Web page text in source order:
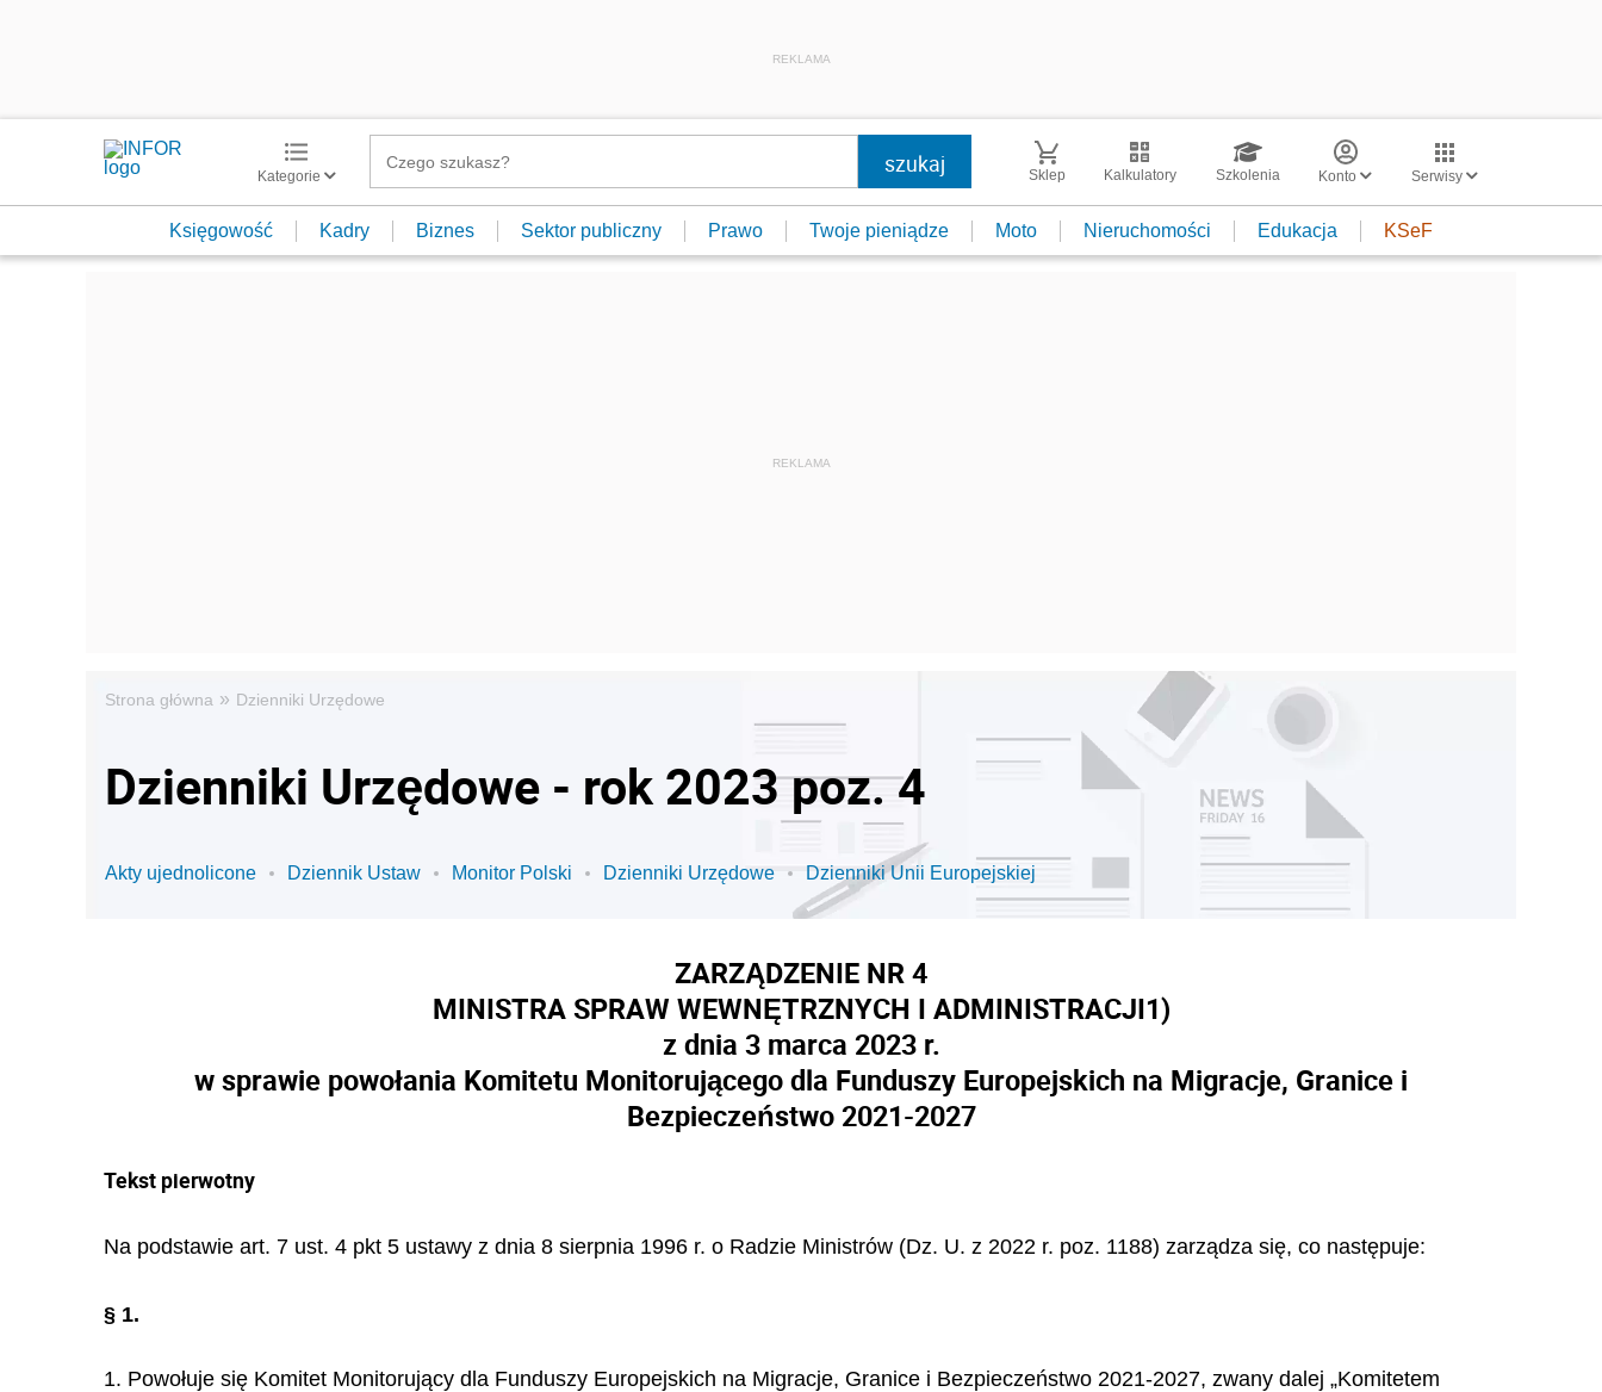
REKLAMA
Kategorie Sklep Kalkulatory Szkolenia Konto Serwisy
Księgowość Kadry Biznes Sektor publiczny Prawo Twoje pieniądze Moto Nieruchomości Edukacja KSeF
Strona główna » Dzienniki Urzędowe
Dzienniki Urzędowe - rok 2023 poz. 4
Akty ujednolicone Dziennik Ustaw Monitor Polski Dzienniki Urzędowe Dzienniki Unii Europejskiej
ZARZĄDZENIE NR 4
MINISTRA SPRAW WEWNĘTRZNYCH I ADMINISTRACJI1)
z dnia 3 marca 2023 r.
w sprawie powołania Komitetu Monitorującego dla Funduszy Europejskich na Migracje, Granice i
Bezpieczeństwo 2021-2027
Tekst pierwotny
Na podstawie art. 7 ust. 4 pkt 5 ustawy z dnia 8 sierpnia 1996 r. o Radzie Ministrów (Dz. U. z 2022 r. poz. 1188) zarządza się, co następuje:
§ 1.
1. Powołuje się Komitet Monitorujący dla Funduszy Europejskich na Migracje, Granice i Bezpieczeństwo 2021-2027, zwany dalej „Komitetem